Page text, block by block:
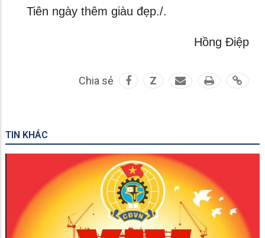
Tiên ngày thêm giàu đẹp./.
Hồng Điệp
Chia sẻ Z
TIN KHÁC